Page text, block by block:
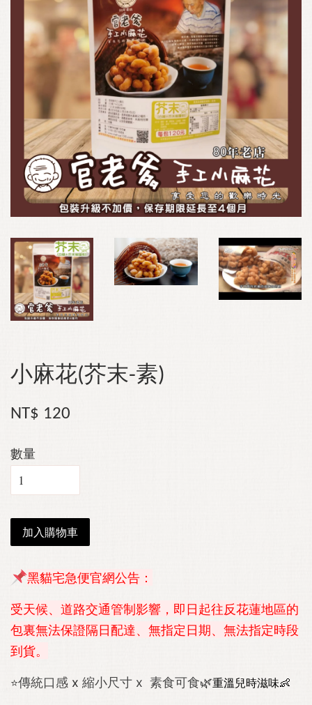
小麻花(芥末-素)
NT$ 120
數量
加入購物車
黑貓宅急便官網公告：
受天候、道路交通管制影響，即日起往反花蓮地區的
包裏無法保證隔日配達、無指定日期、無法指定時段
到貨。
⭐傳統口感 x 縮小尺寸 x 素食可食🌿重溫兒時滋味👶